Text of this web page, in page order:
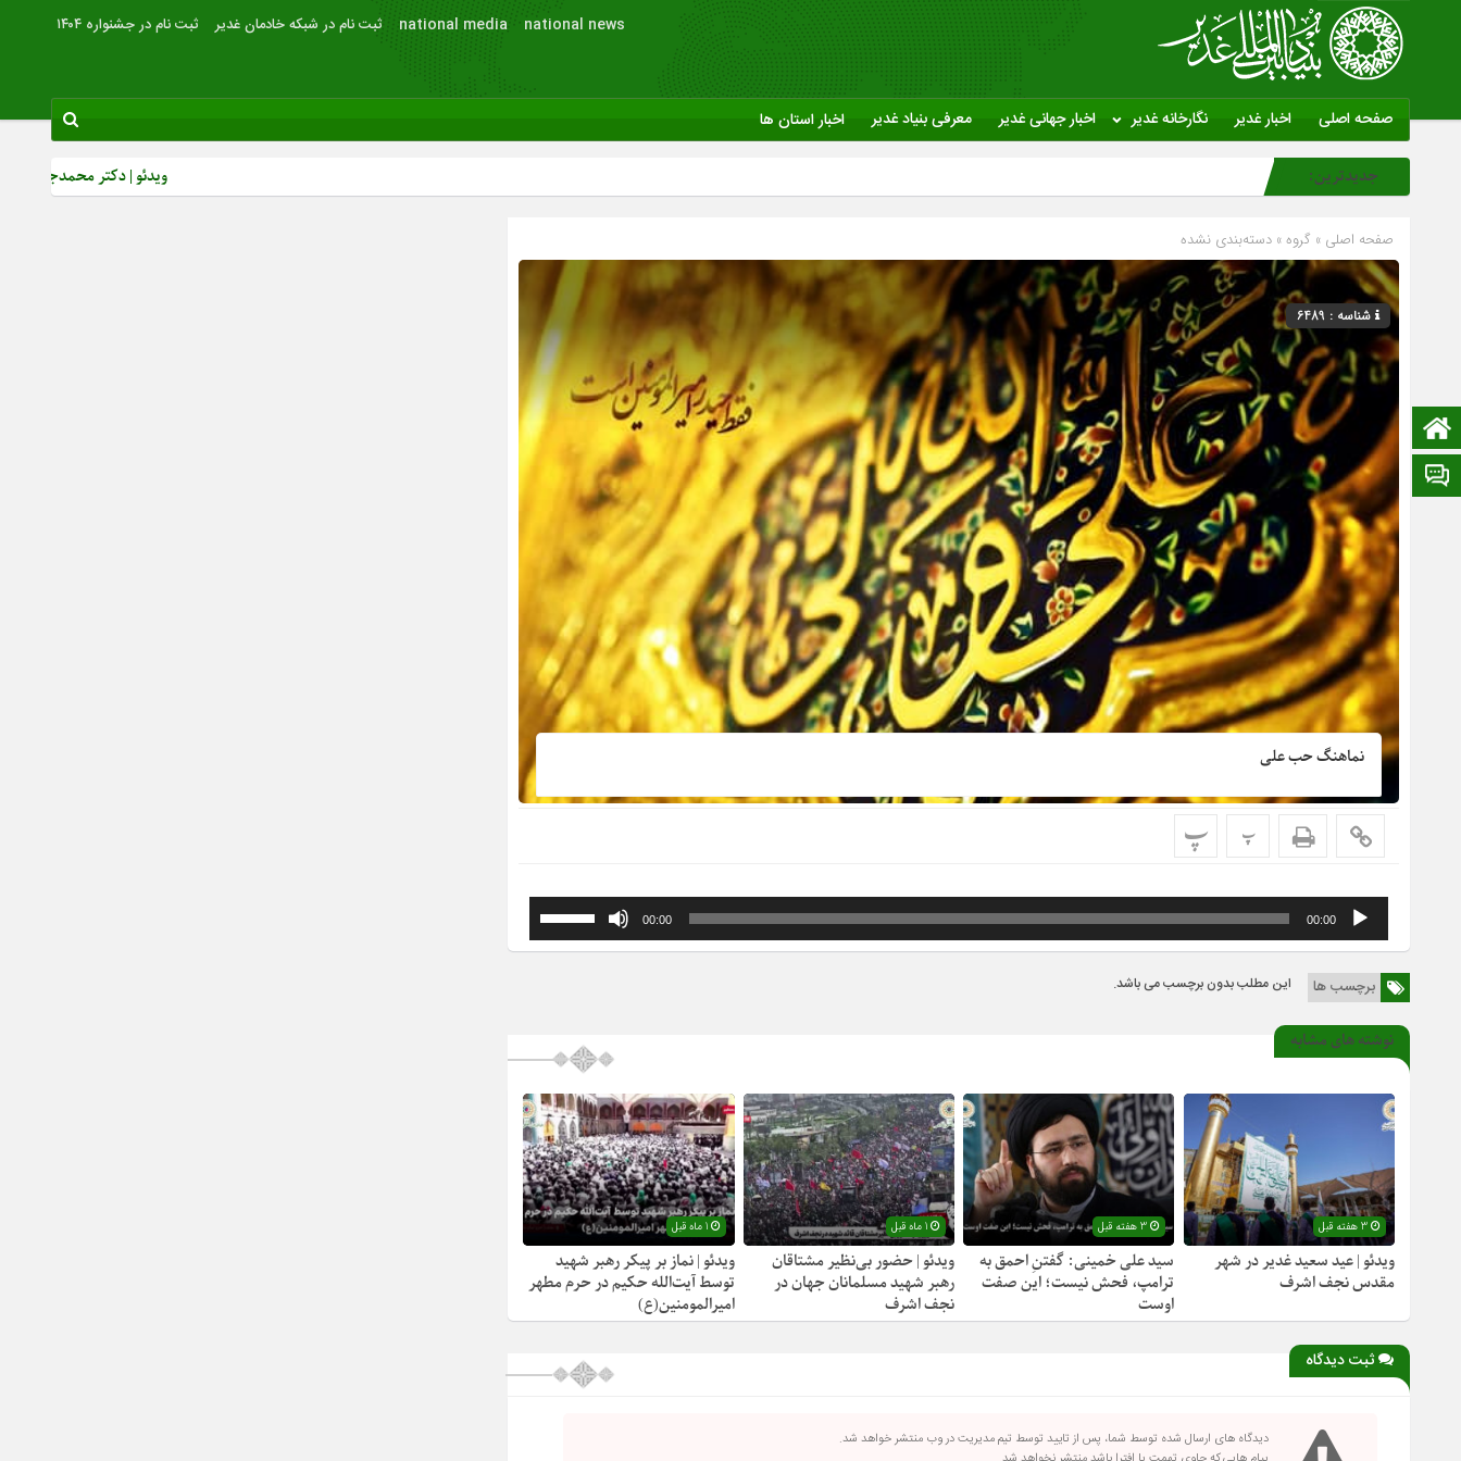
national news
national media ثبت نام در شبکه خادمان غدیر ثبت نام در جشنواره ۱۴۰۴
صفحه اصلی اخبار غدیر نگارخانه غدیر اخبار جهانی غدیر معرفی بنیاد غدیر اخبار استان ها
صفحه نخست
ایتا
جدیدترین: ویدئو | دکتر محمدجواد لاریجانی:
صفحه اصلی » گروه » دسته‌بندی نشده
شناسه : 6489
نماهنگ حب علی
پ پ
پخش‌کننده
صوت
00:00
00:00
افزایش
یا
و
استفاده
کنید.
برچسب ها این مطلب بدون برچسب می باشد.
نوشته های مشابه
3 هفته قبل
ویدئو | عید سعید غدیر در شهر
مقدس نجف اشرف
3 هفته قبل
سید علی خمینی: گفتنِ احمق به
ترامپ، فحش نیست؛ این صفت
اوست
1 ماه قبل
ویدئو | حضور بی‌نظیر مشتاقان
رهبر شهید مسلمانان جهان در
نجف اشرف
1 ماه قبل
ویدئو | نماز بر پیکر رهبر شهید
توسط آیت‌الله حکیم در حرم مطهر
امیرالمومنین(ع)
ثبت دیدگاه
دیدگاه های ارسال شده توسط شما، پس از تایید توسط تیم مدیریت در وب منتشر خواهد شد.